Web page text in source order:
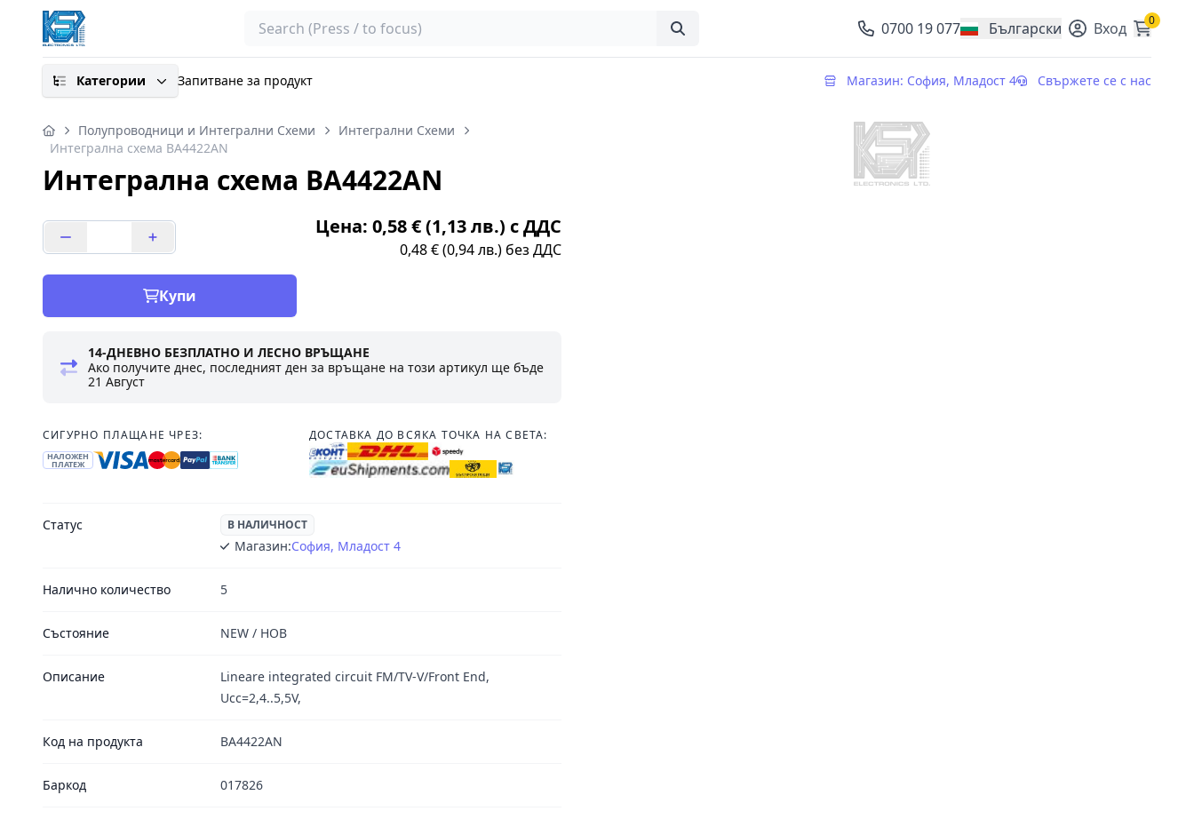
Search 0700 19 077 Български
, change currency Вход 0
Категории Запитване за продукт Магазин: София, Младост 4 Свържете се с нас
Полупроводници и Интегрални Схеми
Интегрални Схеми
Интегрална схема BA4422AN
Интегрална схема BA4422AN
Цена: 0,58 € (1,13 лв.) с ДДС
0,48 € (0,94 лв.) без ДДС
Купи
14-ДНЕВНО БЕЗПЛАТНО И ЛЕСНО ВРЪЩАНЕ
Ако получите днес, последният ден за връщане на този артикул ще бъде
21 Август
СИГУРНО ПЛАЩАНЕ ЧРЕЗ:
НАЛОЖЕН
ПЛАТЕЖ
ДОСТАВКА ДО ВСЯКА ТОЧКА НА СВЕТА:
Статус В НАЛИЧНОСТ
Магазин:София, Младост 4
Налично количество 5
Състояние NEW / НОВ
Описание
Lineare integrated circuit FM/TV-V/Front End,
Ucc=2,4..5,5V,
Код на продукта BA4422AN
Баркод 017826